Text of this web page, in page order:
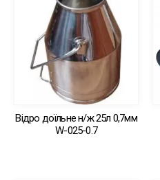
Відро доїльне н/ж 25л 0,7мм
W-025-0.7